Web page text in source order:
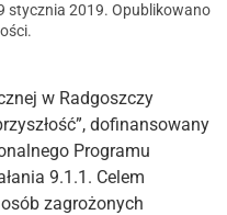
stycznia 2019. Opublikowano
.
w Radgoszczy
dofinansowany
Programu
9.1.1. Celem
zagrożonych